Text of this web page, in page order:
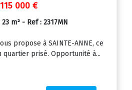
115 000 €
m² - Ref : 2317MN
propose à SAINTE-ANNE, ce
quartier prisé. Opportunité à...